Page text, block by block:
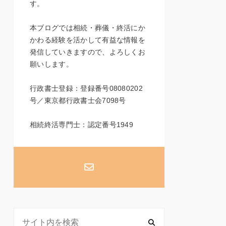
す。
本ブログでは相続・葬儀・終活にか
かわる経験を活かして有益な情報を
発信していきますので、よろしくお
願いします。
行政書士登録：登録番号08080202
号／東京都行政書士会7098号
相続終活専門士：認定番号1949